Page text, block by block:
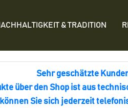
& TRADITION
Sehr geschätzte
über den Shop ist aus
Sie sich jederzeit